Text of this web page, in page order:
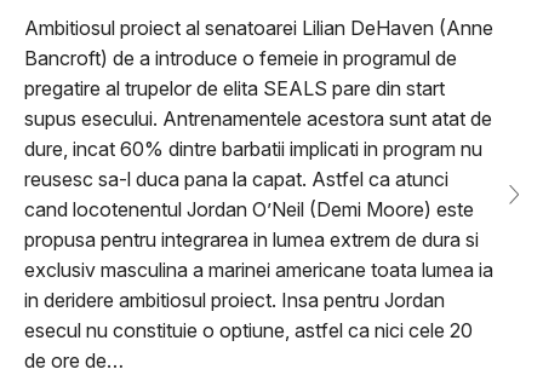
Ambitiosul proiect al senatoarei Lilian DeHaven (Anne
Bancroft) de a introduce o femeie in programul de
pregatire al trupelor de elita SEALS pare din start
supus esecului. Antrenamentele acestora sunt atat de
dure, incat 60% dintre barbatii implicati in program nu
reusesc sa-l duca pana la capat. Astfel ca atunci
cand locotenentul Jordan O’Neil (Demi Moore) este
propusa pentru integrarea in lumea extrem de dura si
exclusiv masculina a marinei americane toata lumea ia
in deridere ambitiosul proiect. Insa pentru Jordan
esecul nu constituie o optiune, astfel ca nici cele 20
de ore de…